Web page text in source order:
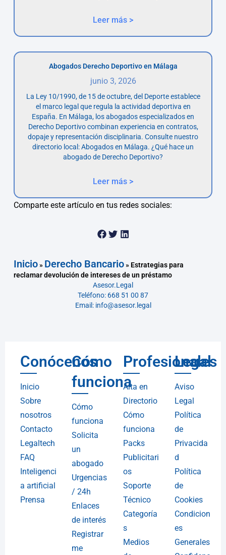
Leer más >
Abogados Derecho Deportivo en Málaga
junio 3, 2026
La Ley 10/1990, de 15 de octubre, del Deporte establece
el marco legal que regula la actividad deportiva en
España. En Málaga, los abogados especializados en
Derecho Deportivo combinan experiencia en contratos,
dopaje y representación disciplinaria. Consulte nuestro
directorio local: Abogados en Málaga. ¿Qué hace un
abogado de Derecho Deportivo?
Leer más >
Comparte este artículo en tus redes sociales:
Inicio» Derecho Bancario» Estrategias para
reclamar devolución de intereses de un préstamo
Asesor.Legal
Teléfono: 668 51 00 87
Email: info@asesor.legal
Conócenos
Inicio
Sobre
nosotros
Contacto
Legaltech
FAQ
Inteligenci
a artificial
Prensa
Cómo
funciona
Cómo
funciona
Solicita
un
abogado
Urgencias
/ 24h
Enlaces
de interés
Registrar
me
Profesionales
Alta en
Directorio
Cómo
funciona
Packs
Publicitari
os
Soporte
Técnico
Categoría
s
Medios
Legal
Aviso
Legal
Política
de
Privacida
d
Política
de
Cookies
Condicion
es
Generales